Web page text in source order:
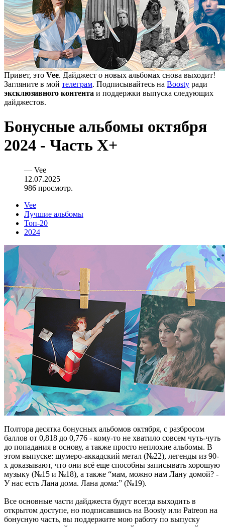
Привет, это Vee. Дайджест о новых альбомах снова выходит!
Загляните в мой телеграм. Подписывайтесь на Boosty ради
эксклюзивного контента и поддержки выпуска следующих
дайджестов.
Бонусные альбомы октября
2024 - Часть X+
— Vee
12.07.2025
986 просмотр.
Vee
Лучшие альбомы
Топ-20
2024
Полтора десятка бонусных альбомов октября, с разбросом
баллов от 0,818 до 0,776 - кому-то не хватило совсем чуть-чуть
до попадания в основу, а также просто неплохие альбомы. В
этом выпуске: шумеро-аккадский метал (№22), легенды из 90-
х доказывают, что они всё еще способны записывать хорошую
музыку (№15 и №18), а также “мам, можно нам Лану домой? -
У нас есть Лана дома. Лана дома:” (№19).
Все основные части дайджеста будут всегда выходить в
открытом доступе, но подписавшись на Boosty или Patreon на
бонусную часть, вы поддержите мою работу по выпуску